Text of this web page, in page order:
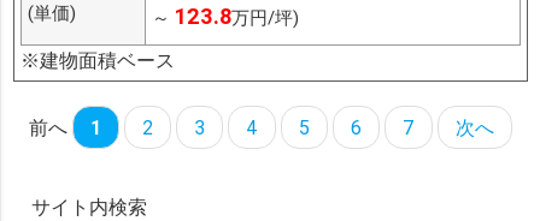
(単価)
～ 123.8万円/坪)
※建物面積ベース
前へ 1 2 3 4 5 6 7 次へ
サイト内検索